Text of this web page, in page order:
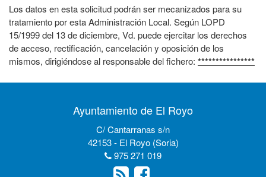
Los datos en esta solicitud podrán ser mecanizados para su
tratamiento por esta Administración Local. Según LOPD
15/1999 del 13 de diciembre, Vd. puede ejercitar los derechos
de acceso, rectificación, cancelación y oposición de los
mismos, dirigiéndose al responsable del fichero: ****************
Ayuntamiento de El Royo
C/ Cantarranas s/n
42153 - El Royo (Soria)
975 271 019